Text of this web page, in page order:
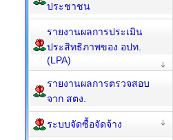
ประชาชน
รายงานผลการประเมิน
ประสิทธิภาพของ อปท.
(LPA)
รายงานผลการตรวจสอบ
จาก สตง.
ระบบจัดซื้อจัดจ้าง